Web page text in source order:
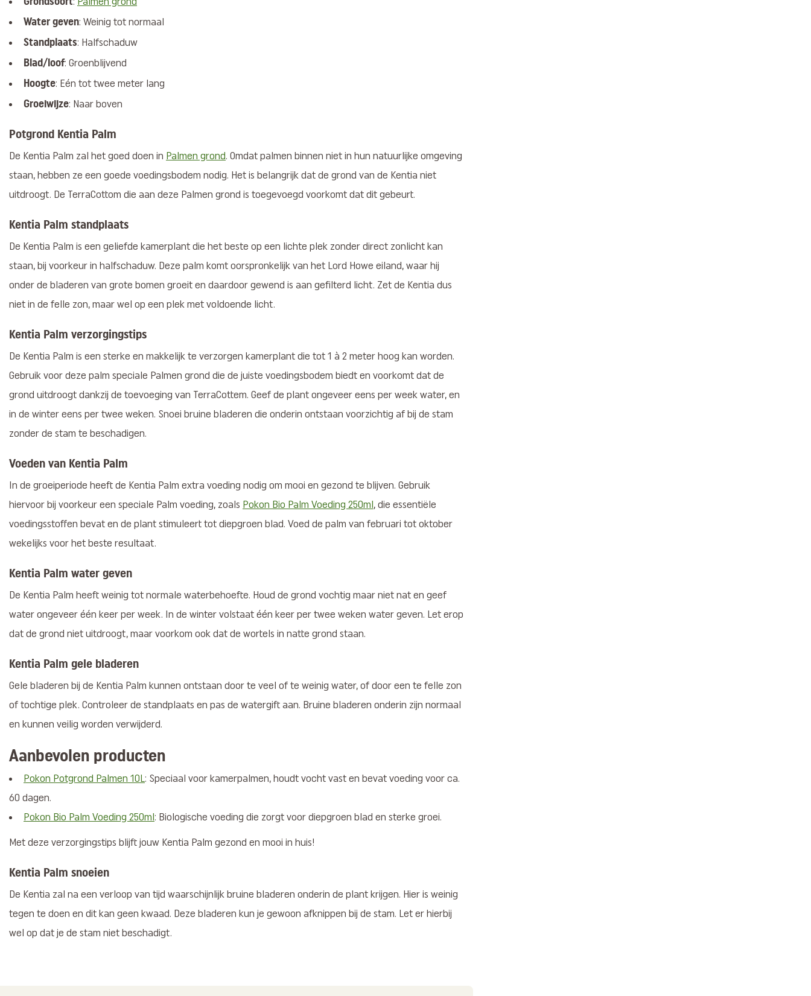
: Palmen grond
Water geven: Weinig tot normaal
Standplaats: Halfschaduw
Blad/loof: Groenblijvend
Hoogte: Eén tot twee meter lang
Groeiwijze: Naar boven
Potgrond Kentia Palm
De Kentia Palm zal het goed doen in Palmen grond. Omdat palmen binnen niet in hun natuurlijke omgeving
staan, hebben ze een goede voedingsbodem nodig. Het is belangrijk dat de grond van de Kentia niet
uitdroogt. De TerraCottom die aan deze Palmen grond is toegevoegd voorkomt dat dit gebeurt.
Kentia Palm standplaats
De Kentia Palm is een geliefde kamerplant die het beste op een lichte plek zonder direct zonlicht kan
staan, bij voorkeur in halfschaduw. Deze palm komt oorspronkelijk van het Lord Howe eiland, waar hij
onder de bladeren van grote bomen groeit en daardoor gewend is aan gefilterd licht. Zet de Kentia dus
niet in de felle zon, maar wel op een plek met voldoende licht.
Kentia Palm verzorgingstips
De Kentia Palm is een sterke en makkelijk te verzorgen kamerplant die tot 1 à 2 meter hoog kan worden.
Gebruik voor deze palm speciale Palmen grond die de juiste voedingsbodem biedt en voorkomt dat de
grond uitdroogt dankzij de toevoeging van TerraCottem. Geef de plant ongeveer eens per week water, en
in de winter eens per twee weken. Snoei bruine bladeren die onderin ontstaan voorzichtig af bij de stam
zonder de stam te beschadigen.
Voeden van Kentia Palm
In de groeiperiode heeft de Kentia Palm extra voeding nodig om mooi en gezond te blijven. Gebruik
hiervoor bij voorkeur een speciale Palm voeding, zoals Pokon Bio Palm Voeding 250ml, die essentiële
voedingsstoffen bevat en de plant stimuleert tot diepgroen blad. Voed de palm van februari tot oktober
wekelijks voor het beste resultaat.
Kentia Palm water geven
De Kentia Palm heeft weinig tot normale waterbehoefte. Houd de grond vochtig maar niet nat en geef
water ongeveer één keer per week. In de winter volstaat één keer per twee weken water geven. Let erop
dat de grond niet uitdroogt, maar voorkom ook dat de wortels in natte grond staan.
Kentia Palm gele bladeren
Gele bladeren bij de Kentia Palm kunnen ontstaan door te veel of te weinig water, of door een te felle zon
of tochtige plek. Controleer de standplaats en pas de watergift aan. Bruine bladeren onderin zijn normaal
en kunnen veilig worden verwijderd.
Aanbevolen producten
Pokon Potgrond Palmen 10L: Speciaal voor kamerpalmen, houdt vocht vast en bevat voeding voor ca.
60 dagen.
Pokon Bio Palm Voeding 250ml: Biologische voeding die zorgt voor diepgroen blad en sterke groei.
Met deze verzorgingstips blijft jouw Kentia Palm gezond en mooi in huis!
Kentia Palm snoeien
De Kentia zal na een verloop van tijd waarschijnlijk bruine bladeren onderin de plant krijgen. Hier is weinig
tegen te doen en dit kan geen kwaad. Deze bladeren kun je gewoon afknippen bij de stam. Let er hierbij
wel op dat je de stam niet beschadigt.